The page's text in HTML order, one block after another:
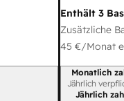
Enthält 3
Zusätzliche
45 €/Monat
Monatlich
Jährlich
Jährlich